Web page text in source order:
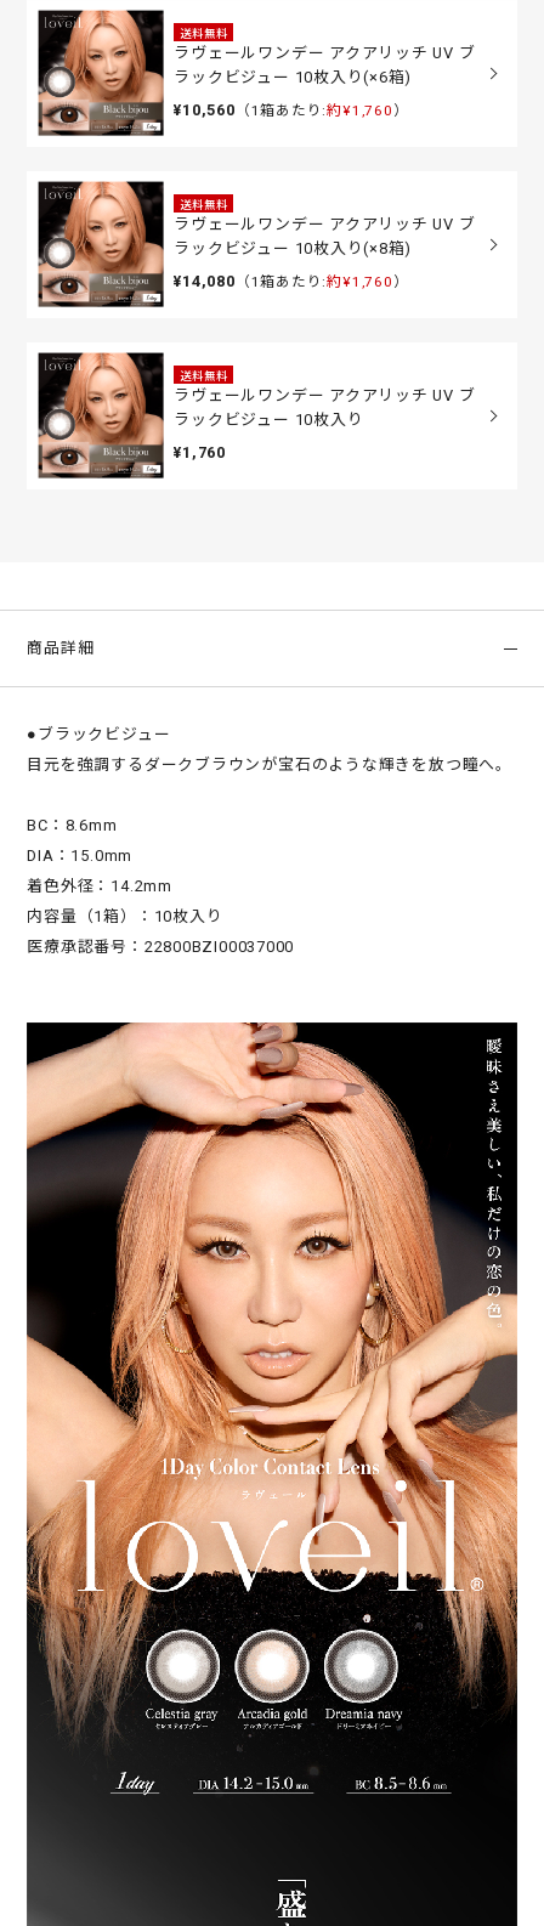
送料無料
ラヴェールワンデー アクアリッチ UV ブ
ラックビジュー 10枚入り(×6箱)
¥10,560 （1箱あたり:約¥1,760 ）
送料無料
ラヴェールワンデー アクアリッチ UV ブ
ラックビジュー 10枚入り(×8箱)
¥14,080 （1箱あたり:約¥1,760 ）
送料無料
ラヴェールワンデー アクアリッチ UV ブ
ラックビジュー 10枚入り
¥1,760
商品詳細
●ブラックビジュー
目元を強調するダークブラウンが宝石のような輝きを放つ瞳へ。
BC：8.6mm
DIA：15.0mm
着色外径：14.2mm
内容量（1箱）：10枚入り
医療承認番号：22800BZI00037000